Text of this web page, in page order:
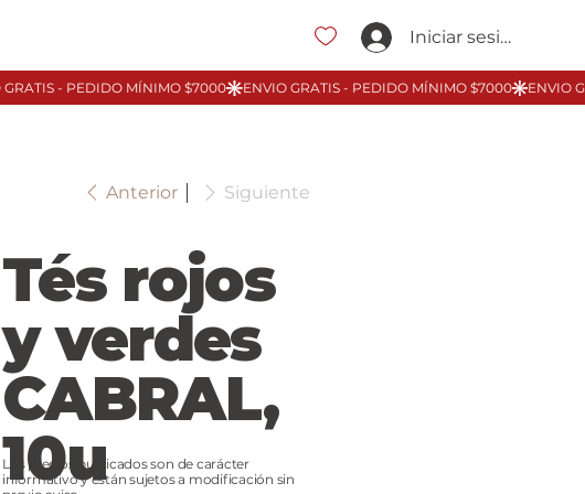
Iniciar sesión
Anterior Siguiente
Tés rojos
y verdes
CABRAL,
10u
Los precios publicados son de carácter
informativo y están sujetos a modificación sin